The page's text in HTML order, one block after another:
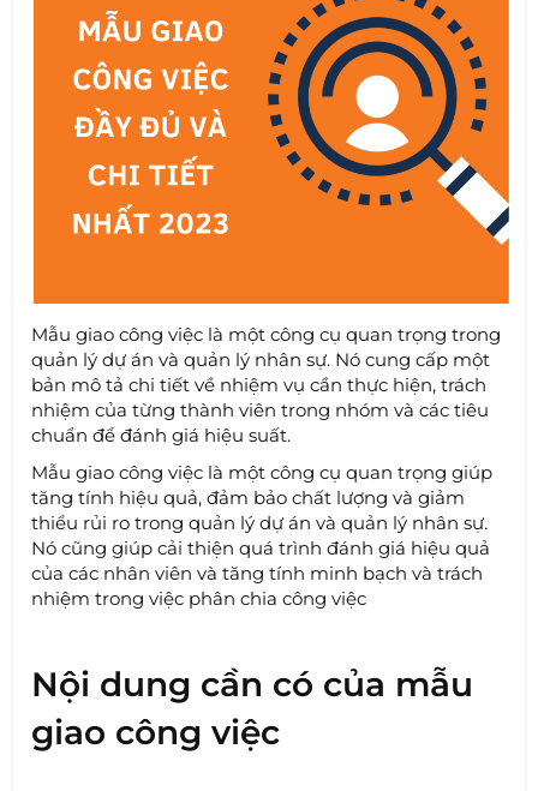
Mẫu giao công việc là một công cụ quan trọng trong
quản lý dự án và quản lý nhân sự. Nó cung cấp một
bản mô tả chi tiết về nhiệm vụ cần thực hiện, trách
nhiệm của từng thành viên trong nhóm và các tiêu
chuẩn để đánh giá hiệu suất.
Mẫu giao công việc là một công cụ quan trọng giúp
tăng tính hiệu quả, đảm bảo chất lượng và giảm
thiểu rủi ro trong quản lý dự án và quản lý nhân sự.
Nó cũng giúp cải thiện quá trình đánh giá hiệu quả
của các nhân viên và tăng tính minh bạch và trách
nhiệm trong việc phân chia công việc
Nội dung cần có của mẫu
giao công việc